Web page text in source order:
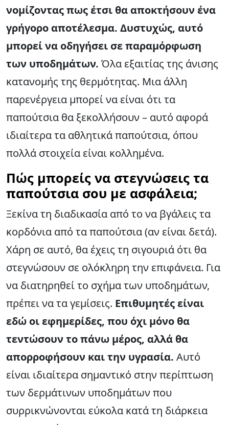
νομίζοντας πως έτσι θα αποκτήσουν ένα
γρήγορο αποτέλεσμα. Δυστυχώς, αυτό
μπορεί να οδηγήσει σε παραμόρφωση
των υποδημάτων. Όλα εξαιτίας της άνισης
κατανομής της θερμότητας. Μια άλλη
παρενέργεια μπορεί να είναι ότι τα
παπούτσια θα ξεκολλήσουν – αυτό αφορά
ιδιαίτερα τα αθλητικά παπούτσια, όπου
πολλά στοιχεία είναι κολλημένα.
Πώς μπορείς να στεγνώσεις τα
παπούτσια σου με ασφάλεια;
Ξεκίνα τη διαδικασία από το να βγάλεις τα
κορδόνια από τα παπούτσια (αν είναι δετά).
Χάρη σε αυτό, θα έχεις τη σιγουριά ότι θα
στεγνώσουν σε ολόκληρη την επιφάνεια. Για
να διατηρηθεί το σχήμα των υποδημάτων,
πρέπει να τα γεμίσεις. Επιθυμητές είναι
εδώ οι εφημερίδες, που όχι μόνο θα
τεντώσουν το πάνω μέρος, αλλά θα
απορροφήσουν και την υγρασία. Αυτό
είναι ιδιαίτερα σημαντικό στην περίπτωση
των δερμάτινων υποδημάτων που
συρρικνώνονται εύκολα κατά τη διάρκεια